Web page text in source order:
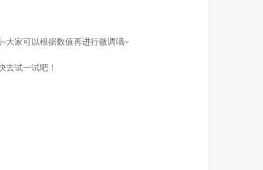
大家可以根据数值再进行微调哦~
去试一试吧！